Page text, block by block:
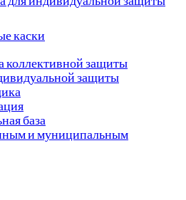
каски
коллективной защиты
защиты
база
и муниципальным